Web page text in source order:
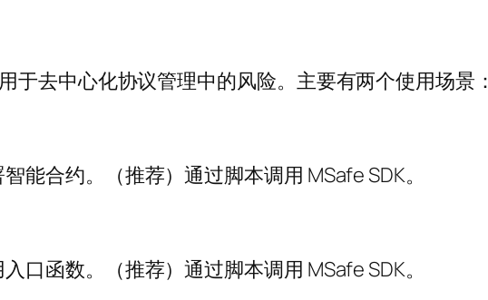
于去中心化协议管理中的风险。主要有两个使用场景：
能合约。（推荐）通过脚本调用 MSafe SDK。
口函数。（推荐）通过脚本调用 MSafe SDK。